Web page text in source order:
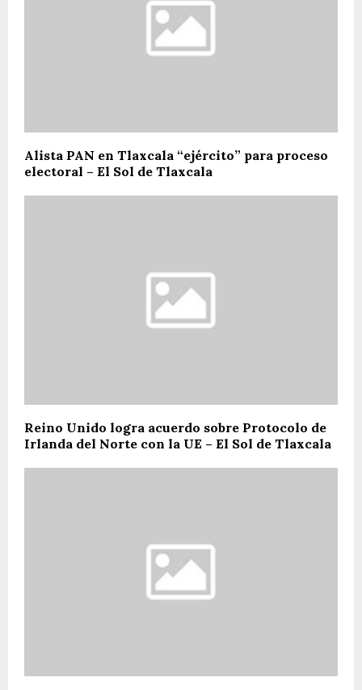
Alista PAN en Tlaxcala “ejército” para proceso
electoral – El Sol de Tlaxcala
Reino Unido logra acuerdo sobre Protocolo de
Irlanda del Norte con la UE – El Sol de Tlaxcala